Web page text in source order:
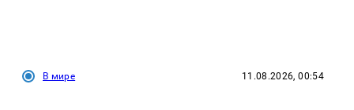
В мире 11.08.2026, 00:54